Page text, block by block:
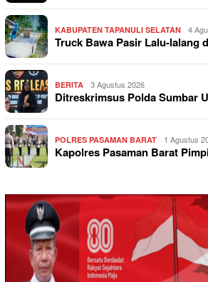
KABUPATEN TAPANULI SELATAN 4
Truck Bawa Pasir Lalu-lalang
BERITA 3 Agustus 2026
Ditreskrimsus Polda Sumbar
POLRES PASAMAN BARAT 1 Agustus
Kapolres Pasaman Barat